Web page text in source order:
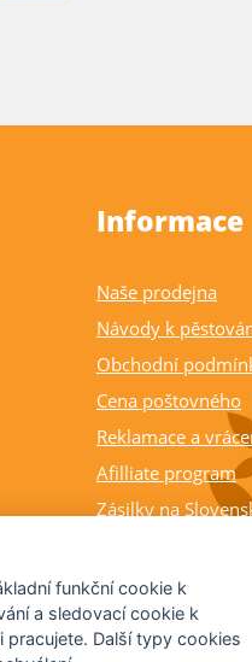
Informace
Naše prodejna
Návody k
Obchodní
Cena poštovného
Reklamace a
Afilliate program
Zásilky na
Balení rostlin a
Dostupnost,
rostlin
Kdy citrusy
funkční cookie k
a sledovací cookie k
Další typy cookies